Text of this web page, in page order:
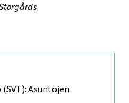
Asuntojen